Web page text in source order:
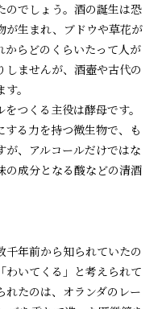
のでしょう。酒の誕生は恐
が生まれ、ブドウや草花が
からどのくらいたって人が
ませんが、酒壺や古代の
。
つくる主役は酵母です。
る力を持つ微生物で、も
が、アルコールだけではな
の成分となる酸などの清酒
千年前から知られていたの
わいてくる」と考えられて
れたのは、オランダのレー